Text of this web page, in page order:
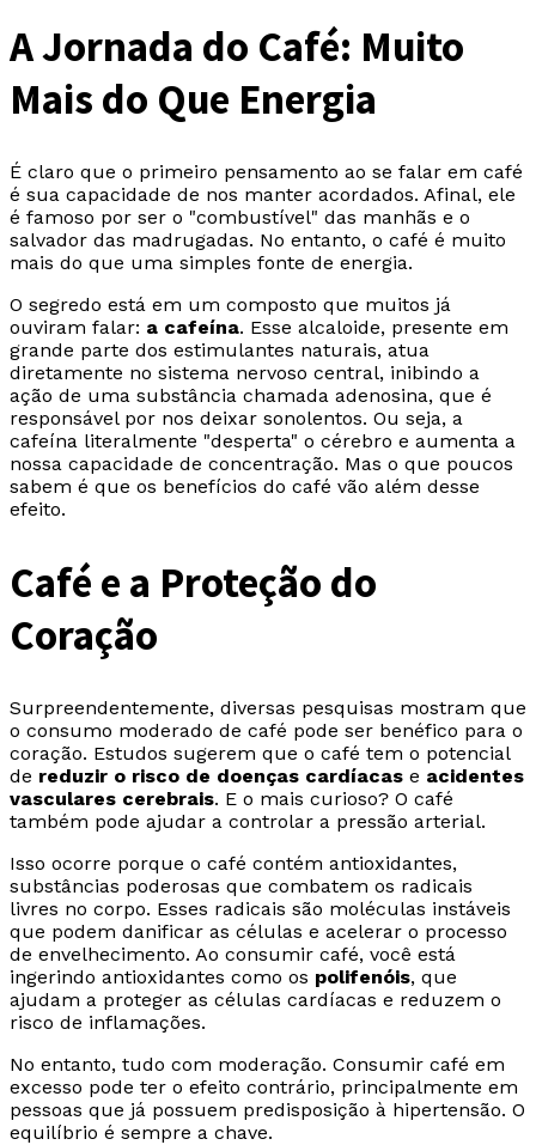
A Jornada do Café: Muito
Mais do Que Energia
É claro que o primeiro pensamento ao se falar em café
é sua capacidade de nos manter acordados. Afinal, ele
é famoso por ser o "combustível" das manhãs e o
salvador das madrugadas. No entanto, o café é muito
mais do que uma simples fonte de energia.
O segredo está em um composto que muitos já
ouviram falar: a cafeína. Esse alcaloide, presente em
grande parte dos estimulantes naturais, atua
diretamente no sistema nervoso central, inibindo a
ação de uma substância chamada adenosina, que é
responsável por nos deixar sonolentos. Ou seja, a
cafeína literalmente "desperta" o cérebro e aumenta a
nossa capacidade de concentração. Mas o que poucos
sabem é que os benefícios do café vão além desse
efeito.
Café e a Proteção do
Coração
Surpreendentemente, diversas pesquisas mostram que
o consumo moderado de café pode ser benéfico para o
coração. Estudos sugerem que o café tem o potencial
de reduzir o risco de doenças cardíacas e acidentes
vasculares cerebrais. E o mais curioso? O café
também pode ajudar a controlar a pressão arterial.
Isso ocorre porque o café contém antioxidantes,
substâncias poderosas que combatem os radicais
livres no corpo. Esses radicais são moléculas instáveis
que podem danificar as células e acelerar o processo
de envelhecimento. Ao consumir café, você está
ingerindo antioxidantes como os polifenóis, que
ajudam a proteger as células cardíacas e reduzem o
risco de inflamações.
No entanto, tudo com moderação. Consumir café em
excesso pode ter o efeito contrário, principalmente em
pessoas que já possuem predisposição à hipertensão. O
equilíbrio é sempre a chave.